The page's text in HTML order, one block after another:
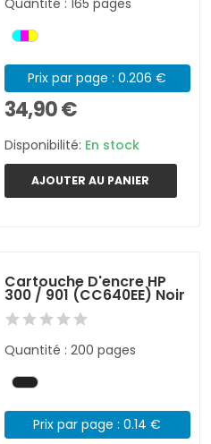
Prix par page : 0.206 €
34,90 €
Disponibilité: En stock
AJOUTER AU PANIER
Cartouche D'encre HP
300 / 901 (CC640EE) Noir
Quantité : 200 pages
Prix par page : 0.14 €